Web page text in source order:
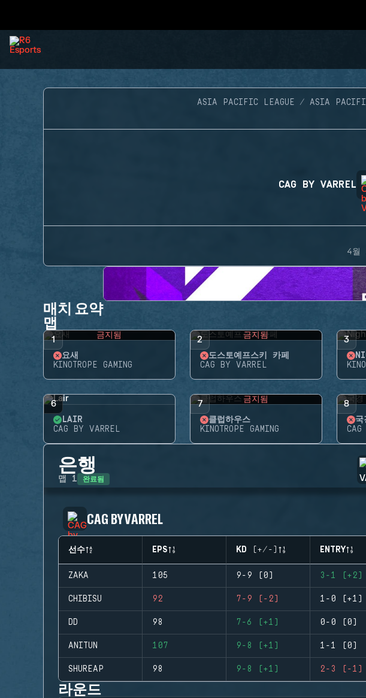
ASIA PACIFIC LEAGUE ASIA
CAG BY VARREL
4월
매치 요약
맵
1 금지됨
요새
KINOTROPE GAMING
2 금지됨
도스토예프스키 카페
CAG BY VARREL
3
6
LAIR
CAG BY VARREL
7 금지됨
클럽하우스
KINOTROPE GAMING
8
국
은행
맵 1 완료됨
CAG BY VARREL
선수 EPS KD (+/-) ENTRY
ZAKA 105 9-9 (0) 3-1 (+2)
CHIBISU 92 7-9 (-2) 1-0 (+1)
DD 98 7-6 (+1) 0-0 (0)
ANITUN 107 9-8 (+1) 1-1 (0)
SHUREAP 98 9-8 (+1) 2-3 (-1)
라운드